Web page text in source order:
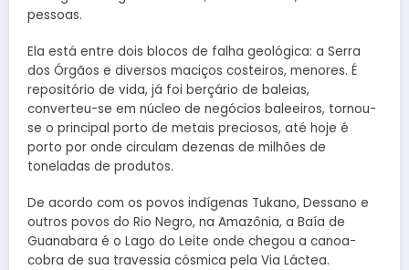
pessoas.
Ela está entre dois blocos de falha geológica: a Serra
dos Órgãos e diversos maciços costeiros, menores. É
repositório de vida, já foi berçário de baleias,
converteu-se em núcleo de negócios baleeiros, tornou-
se o principal porto de metais preciosos, até hoje é
porto por onde circulam dezenas de milhões de
toneladas de produtos.
De acordo com os povos indígenas Tukano, Dessano e
outros povos do Rio Negro, na Amazônia, a Baía de
Guanabara é o Lago do Leite onde chegou a canoa-
cobra de sua travessia cósmica pela Via Láctea.